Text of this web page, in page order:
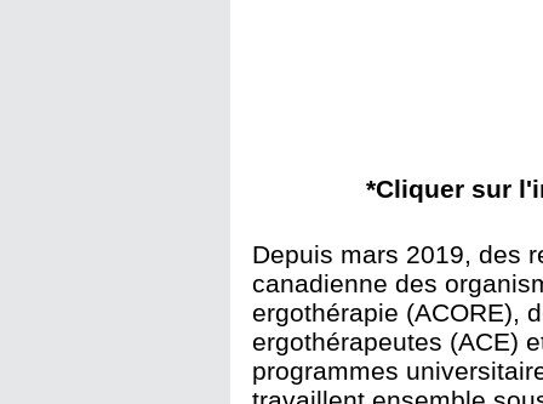
*Cliquer sur
Depuis mars 2019, des
canadienne des
ergothérapie (ACORE),
ergothérapeutes (ACE)
programmes